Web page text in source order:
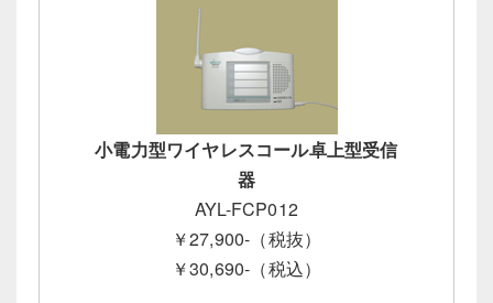
小電力型ワイヤレスコール卓上型受信
器
AYL-FCP012
￥27,900-（税抜）
￥30,690-（税込）